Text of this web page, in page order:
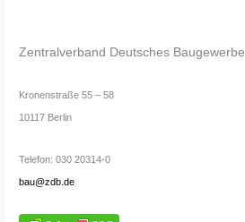
Zentralverband Deutsches Baugewerbe
Kronenstraße 55 – 58
10117 Berlin
Telefon: 030 20314-0
bau@zdb.de